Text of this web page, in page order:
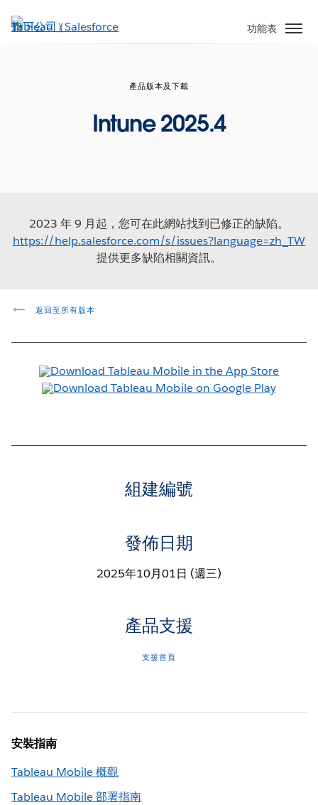
至
功能表
產品版本及下載
Intune 2025.4
2023 年 9 月起，您可在此網站找到已修正的缺陷。
https://help.salesforce.com/s/issues?language=zh_TW
提供更多缺陷相關資訊。
返回至所有版本
組建編號
發佈日期
2025年10月01日 (週三)
產品支援
支援首頁
安裝指南
Tableau Mobile 概觀
Tableau Mobile 部署指南